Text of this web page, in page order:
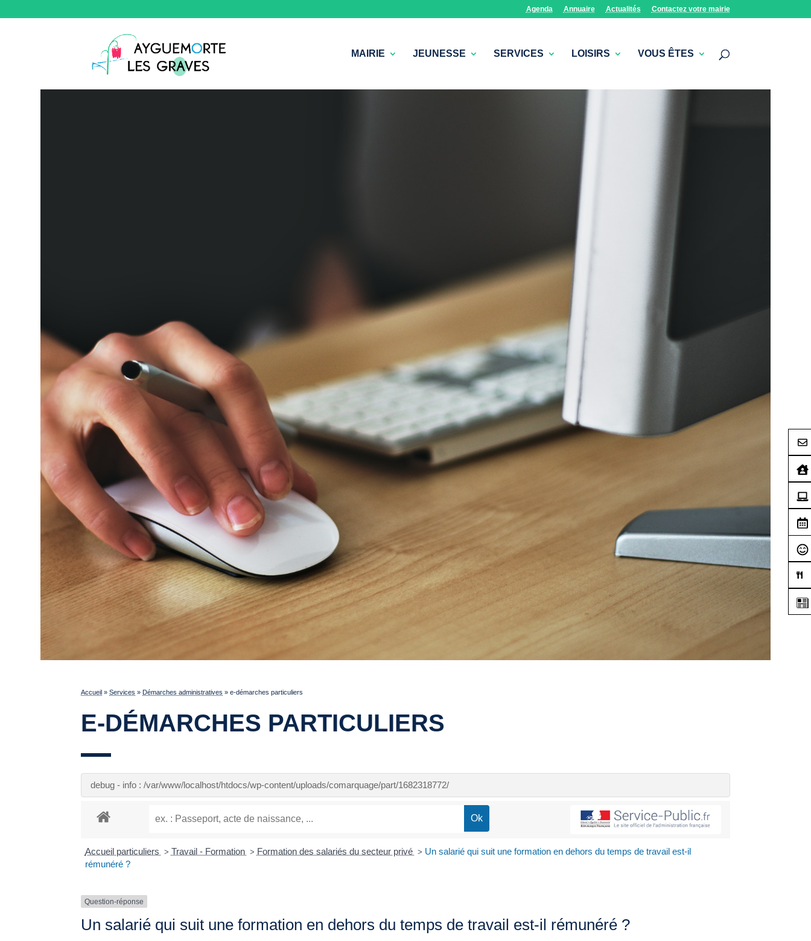
Agenda Annuaire Actualités Contactez votre mairie
MAIRIE JEUNESSE SERVICES LOISIRS VOUS ÊTES
Accueil »Services » Démarches administratives »e-démarches particuliers
E-DÉMARCHES PARTICULIERS
debug - info : /var/www/localhost/htdocs/wp-content/uploads/comarquage/part/1682318772/
Accueil particuliers > Travail - Formation > Formation des salariés du secteur privé > Un salarié qui suit une formation en dehors du temps de travail est-il
rémunéré ?
Question-réponse
Un salarié qui suit une formation en dehors du temps de travail est-il rémunéré ?